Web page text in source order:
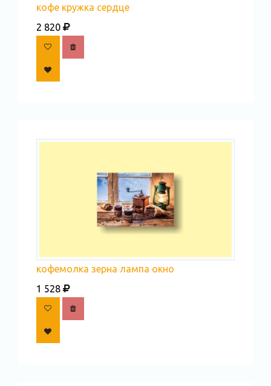
кофе кружка сердце
2 820
кофемолка зерна лампа окно
1 528